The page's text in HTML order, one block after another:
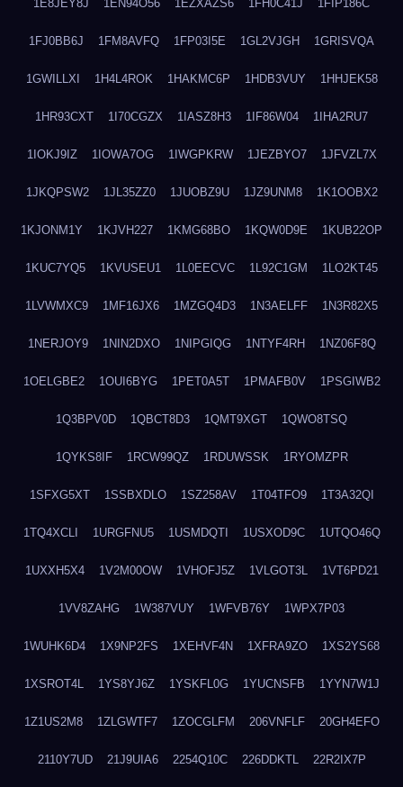
1E8JEY8J 1EN94O56 1EZXAZS6 1FH0C41J 1FIP186C
1FJ0BB6J 1FM8AVFQ 1FP03I5E 1GL2VJGH 1GRISVQA
1GWILLXI 1H4L4ROK 1HAKMC6P 1HDB3VUY 1HHJEK58
1HR93CXT 1I70CGZX 1IASZ8H3 1IF86W04 1IHA2RU7
1IOKJ9IZ 1IOWA7OG 1IWGPKRW 1JEZBYO7 1JFVZL7X
1JKQPSW2 1JL35ZZ0 1JUOBZ9U 1JZ9UNM8 1K1OOBX2
1KJONM1Y 1KJVH227 1KMG68BO 1KQW0D9E 1KUB22OP
1KUC7YQ5 1KVUSEU1 1L0EECVC 1L92C1GM 1LO2KT45
1LVWMXC9 1MF16JX6 1MZGQ4D3 1N3AELFF 1N3R82X5
1NERJOY9 1NIN2DXO 1NIPGIQG 1NTYF4RH 1NZ06F8Q
1OELGBE2 1OUI6BYG 1PET0A5T 1PMAFB0V 1PSGIWB2
1Q3BPV0D 1QBCT8D3 1QMT9XGT 1QWO8TSQ
1QYKS8IF 1RCW99QZ 1RDUWSSK 1RYOMZPR
1SFXG5XT 1SSBXDLO 1SZ258AV 1T04TFO9 1T3A32QI
1TQ4XCLI 1URGFNU5 1USMDQTI 1USXOD9C 1UTQO46Q
1UXXH5X4 1V2M00OW 1VHOFJ5Z 1VLGOT3L 1VT6PD21
1VV8ZAHG 1W387VUY 1WFVB76Y 1WPX7P03
1WUHK6D4 1X9NP2FS 1XEHVF4N 1XFRA9ZO 1XS2YS68
1XSROT4L 1YS8YJ6Z 1YSKFL0G 1YUCNSFB 1YYN7W1J
1Z1US2M8 1ZLGWTF7 1ZOCGLFM 206VNFLF 20GH4EFO
2110Y7UD 21J9UIA6 2254Q10C 226DDKTL 22R2IX7P